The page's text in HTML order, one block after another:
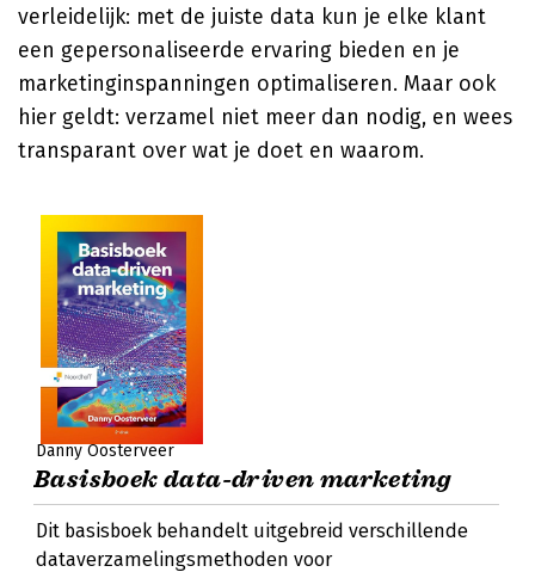
verleidelijk: met de juiste data kun je elke klant
een gepersonaliseerde ervaring bieden en je
marketinginspanningen optimaliseren. Maar ook
hier geldt: verzamel niet meer dan nodig, en wees
transparant over wat je doet en waarom.
Danny Oosterveer
Basisboek data-driven marketing
Dit basisboek behandelt uitgebreid verschillende
dataverzamelingsmethoden voor